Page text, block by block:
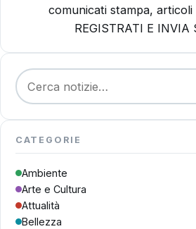
comunicati stampa,
REGISTRATI E INVIA
Cerca:
CATEGORIE
Ambiente
Arte e Cultura
Attualità
Bellezza